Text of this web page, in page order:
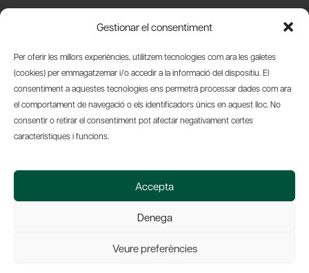
Gestionar el consentiment
Per oferir les millors experiències, utilitzem tecnologies com ara les galetes
(cookies) per emmagatzemar i/o accedir a la informació del dispositiu. El
consentiment a aquestes tecnologies ens permetrà processar dades com ara
el comportament de navegació o els identificadors únics en aquest lloc. No
consentir o retirar el consentiment pot afectar negativament certes
característiques i funcions.
Accepta
Denega
Veure preferències
08003 Barcelona
info@amicsdelpais.com
Suscripció Newsletter
© 2026 Societat Econòmica Barcelonesa d'Amics del País
Web by Ideamatic